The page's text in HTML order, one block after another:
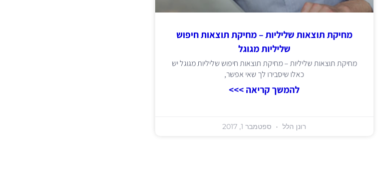
מחיקת תוצאות שליליות – מחיקת תוצאות חיפוש
שליליות מגוגל
מחיקת תוצאות שליליות – מחיקת תוצאות חיפוש שליליות מגוגל יש
כאלו שיסבירו לך שאי אפשר,
להמשך קריאה >>>
רונן הלל ספטמבר 1, 2017